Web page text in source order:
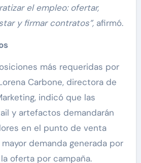
el empleo: ofertar,
y firmar contratos”,afirmó.
más requeridas por
Carbone, directora de
indicó que las
y artefactos demandarán
en el punto de venta
demanda generada por
oferta por campaña.